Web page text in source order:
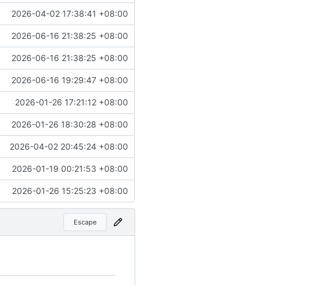
2026-04-02 17:38:41 +08:00
2026-06-16 21:38:25 +08:00
2026-06-16 21:38:25 +08:00
2026-06-16 19:29:47 +08:00
2026-01-26 17:21:12 +08:00
2026-01-26 18:30:28 +08:00
2026-04-02 20:45:24 +08:00
2026-01-19 00:21:53 +08:00
2026-01-26 15:25:23 +08:00
Escape